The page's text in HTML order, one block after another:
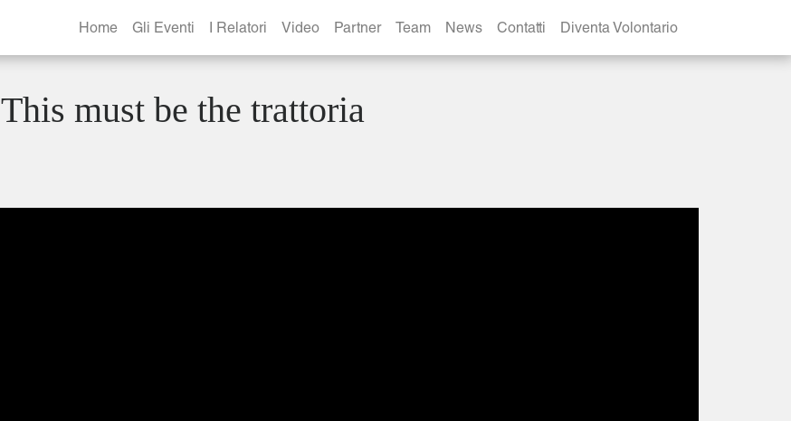
Home Gli Eventi I Relatori Video Partner Team News Contatti Diventa Volontario
This must be the trattoria